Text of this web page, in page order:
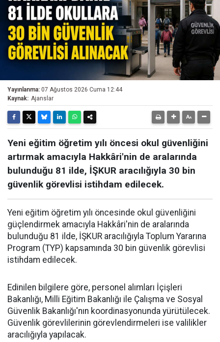
Yayınlanma: 07 Ağustos 2026 Cuma 12:44
Kaynak: Ajanslar
Yeni eğitim öğretim yılı öncesi okul güvenliğini
artırmak amacıyla Hakkâri'nin de aralarında
bulunduğu 81 ilde, İŞKUR aracılığıyla 30 bin
güvenlik görevlisi istihdam edilecek.
Yeni eğitim öğretim yılı öncesinde okul güvenliğini
güçlendirmek amacıyla Hakkâri'nin de aralarında
bulunduğu 81 ilde, İŞKUR aracılığıyla Toplum Yararına
Program (TYP) kapsamında 30 bin güvenlik görevlisi
istihdam edilecek.
Edinilen bilgilere göre, personel alımları İçişleri
Bakanlığı, Milli Eğitim Bakanlığı ile Çalışma ve Sosyal
Güvenlik Bakanlığı'nın koordinasyonunda yürütülecek.
Güvenlik görevlilerinin görevlendirmeleri ise valilikler
aracılığıyla yapılacak.